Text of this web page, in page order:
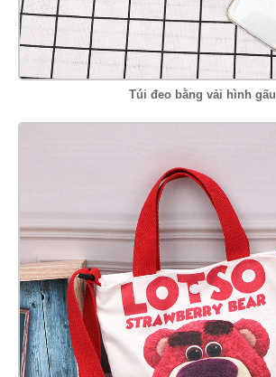
Túi đeo bằng vải hình gấu